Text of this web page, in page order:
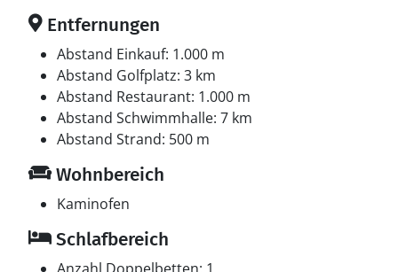
Entfernungen
Abstand Einkauf: 1.000 m
Abstand Golfplatz: 3 km
Abstand Restaurant: 1.000 m
Abstand Schwimmhalle: 7 km
Abstand Strand: 500 m
Wohnbereich
Kaminofen
Schlafbereich